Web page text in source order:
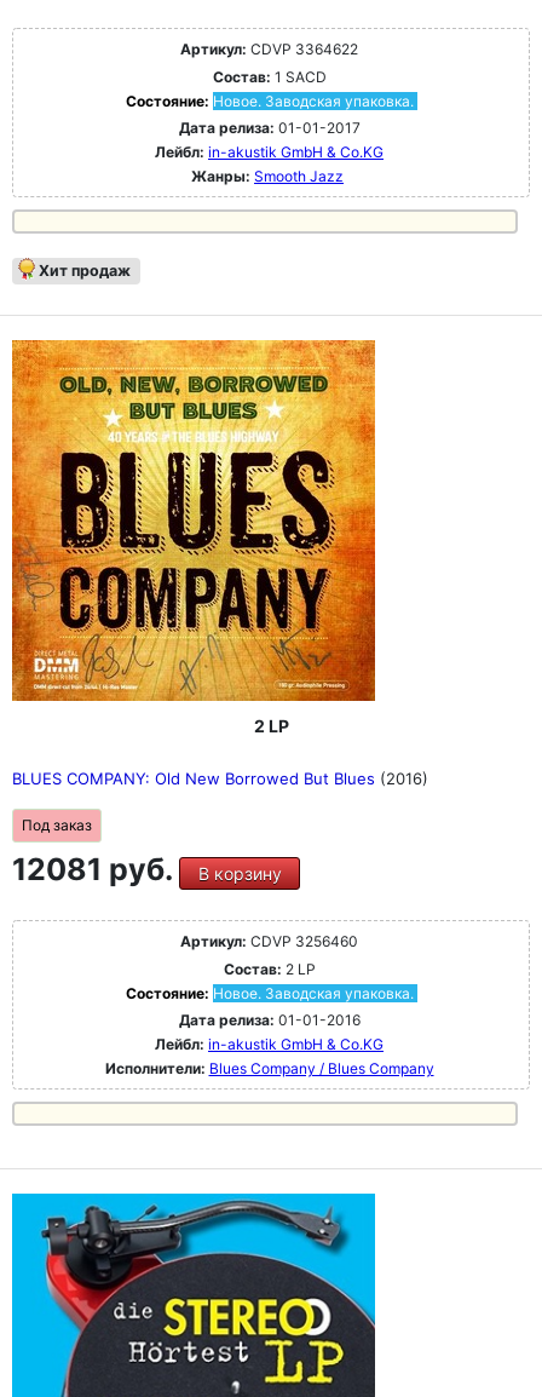
Артикул: CDVP 3364622
Состав: 1 SACD
Состояние: Новое. Заводская упаковка.
Дата релиза: 01-01-2017
Лейбл: in-akustik GmbH & Co.KG
Жанры: Smooth Jazz
Хит продаж
2 LP
BLUES COMPANY: Old New Borrowed But Blues (2016)
Под заказ
12081 руб. В корзину
Артикул: CDVP 3256460
Состав: 2 LP
Состояние: Новое. Заводская упаковка.
Дата релиза: 01-01-2016
Лейбл: in-akustik GmbH & Co.KG
Исполнители: Blues Company / Blues Company